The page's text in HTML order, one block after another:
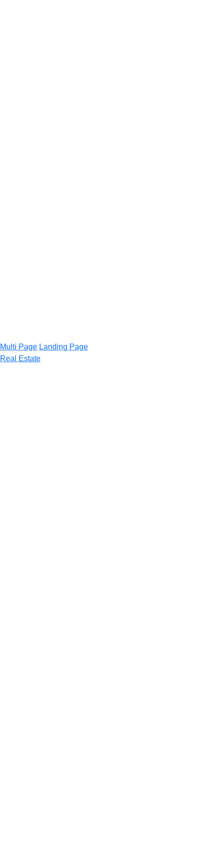
Multi Page Landing Page
Real Estate